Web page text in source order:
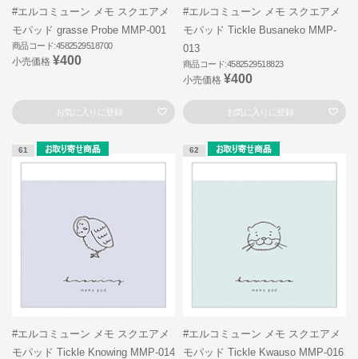
#エルコミューン メモ スクエアメ
モパッド grasse Probe MMP-001
商品コード:4582529518700
小売価格 ¥400
お気に入りに登録
#エルコミューン メモ スクエアメ
モパッド Tickle Busaneko MMP-
013
商品コード:4582529518823
小売価格 ¥400
お気に入りに登録
61
#エルコミューン メモ スクエアメ
モパッド Tickle Knowing MMP-014
62
#エルコミューン メモ スクエアメ
モパッド Tickle Kwauso MMP-016